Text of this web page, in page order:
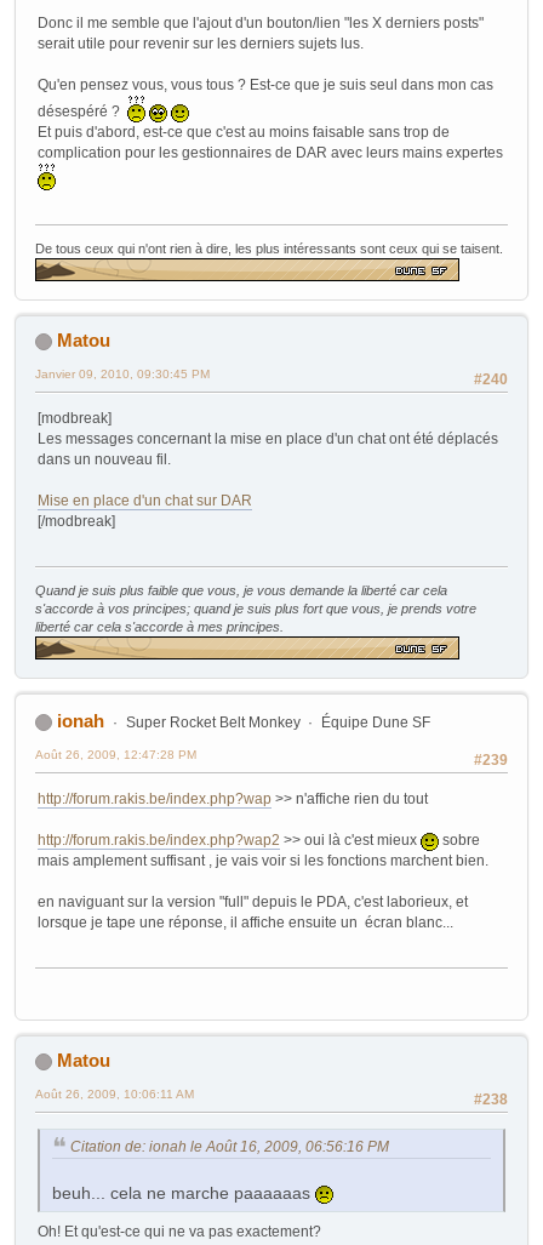
Donc il me semble que l'ajout d'un bouton/lien "les X derniers posts"
serait utile pour revenir sur les derniers sujets lus.
Qu'en pensez vous, vous tous ? Est-ce que je suis seul dans mon cas
désespéré ?
Et puis d'abord, est-ce que c'est au moins faisable sans trop de
complication pour les gestionnaires de DAR avec leurs mains expertes
De tous ceux qui n'ont rien à dire, les plus intéressants sont ceux qui se taisent.
Matou
#240
Janvier 09, 2010, 09:30:45 PM
[modbreak]
Les messages concernant la mise en place d'un chat ont été déplacés
dans un nouveau fil.
Mise en place d'un chat sur DAR
[/modbreak]
Quand je suis plus faible que vous, je vous demande la liberté car cela
s'accorde à vos principes; quand je suis plus fort que vous, je prends votre
liberté car cela s'accorde à mes principes.
ionah Super Rocket Belt Monkey Équipe Dune SF
#239
Août 26, 2009, 12:47:28 PM
http://forum.rakis.be/index.php?wap >> n'affiche rien du tout
http://forum.rakis.be/index.php?wap2 >> oui là c'est mieux
sobre
mais amplement suffisant , je vais voir si les fonctions marchent bien.
en naviguant sur la version "full" depuis le PDA, c'est laborieux, et
lorsque je tape une réponse, il affiche ensuite un écran blanc...
Matou
#238
Août 26, 2009, 10:06:11 AM
Citation de: ionah le Août 16, 2009, 06:56:16 PM
beuh... cela ne marche paaaaaas
Oh! Et qu'est-ce qui ne va pas exactement?